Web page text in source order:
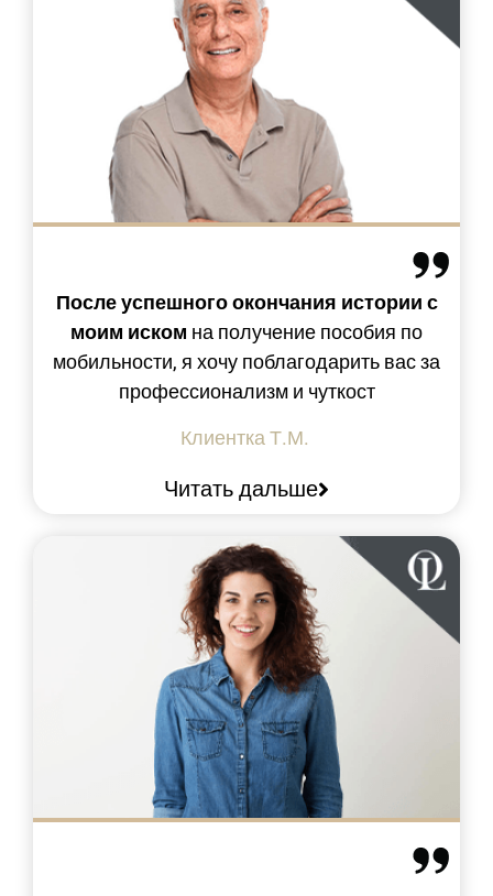
После успешного окончания истории с
моим иском на получение пособия по
мобильности, я хочу поблагодарить вас за
профессионализм и чуткост
КлиенткаТ.М.
Читать дальше